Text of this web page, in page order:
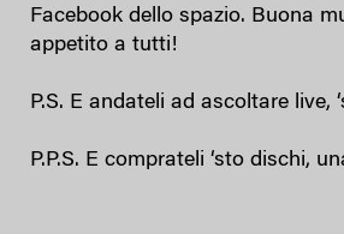
Facebook dello spazio. Buona
appetito a tutti!
P.S. E andateli ad ascoltare live,
P.P.S. E comprateli ‘sto dischi,